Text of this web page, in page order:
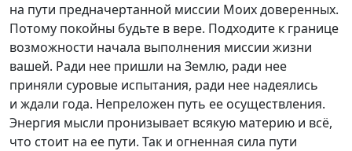
на пути предначертанной миссии Моих доверенных.
Потому покойны будьте в вере. Подходите к границе
возможности начала выполнения миссии жизни
вашей. Ради нее пришли на Землю, ради нее
приняли суровые испытания, ради нее надеялись
и ждали года. Непреложен путь ее осуществления.
Энергия мысли пронизывает всякую материю и всё,
что стоит на ее пути. Так и огненная сила пути